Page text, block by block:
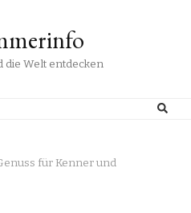
die Welt entdecken
für Kenner und